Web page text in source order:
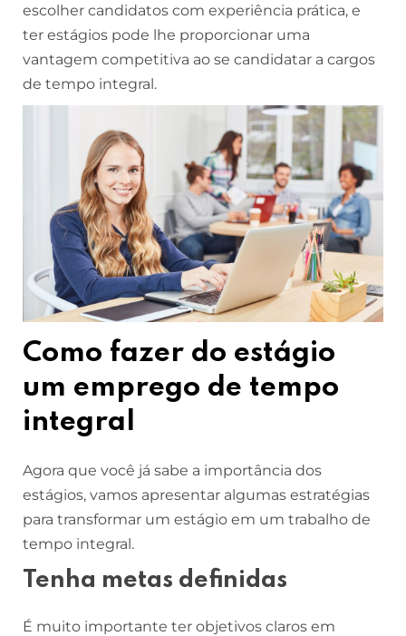
escolher candidatos com experiência prática, e
ter estágios pode lhe proporcionar uma
vantagem competitiva ao se candidatar a cargos
de tempo integral.
Como fazer do estágio
um emprego de tempo
integral
Agora que você já sabe a importância dos
estágios, vamos apresentar algumas estratégias
para transformar um estágio em um trabalho de
tempo integral.
Tenha metas definidas
É muito importante ter objetivos claros em